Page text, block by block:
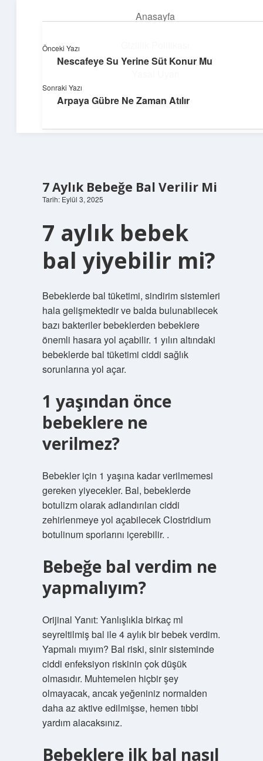
Anasayfa
Hakkımızda
Güneşli Fikir Esintisi
Enerji dolu önerilerle gününü aydınlat!
7 Aylık Bebeğe Bal Verilir Mi
Tarih: Eylül 3, 2025
7 aylık bebek
bal yiyebilir mi?
Bebeklerde bal tüketimi, sindirim sistemleri
hala gelişmektedir ve balda bulunabilecek
bazı bakteriler bebeklerden bebeklere
önemli hasara yol açabilir. 1 yılın altındaki
bebeklerde bal tüketimi ciddi sağlık
sorunlarına yol açar.
1 yaşından önce
bebeklere ne
verilmez?
Bebekler için 1 yaşına kadar verilmemesi
gereken yiyecekler. Bal, bebeklerde
botulizm olarak adlandırılan ciddi
zehirlenmeye yol açabilecek Clostridium
botulinum sporlarını içerebilir. .
Bebeğe bal verdim ne
yapmalıyım?
Orijinal Yanıt: Yanlışlıkla birkaç ml
seyreltilmiş bal ile 4 aylık bir bebek verdim.
Yapmalı mıyım? Bal riski, sinir sisteminde
ciddi enfeksiyon riskinin çok düşük
olmasıdır. Muhtemelen hiçbir şey
olmayacak, ancak yeğeniniz normalden
daha az aktive edilmişse, hemen tıbbi
yardım alacaksınız.
Bebeklere ilk bal nasıl
Önceki Yazı
Nescafeye Su Yerine Süt Konur Mu
Sonraki Yazı
Arpaya Gübre Ne Zaman Atılır